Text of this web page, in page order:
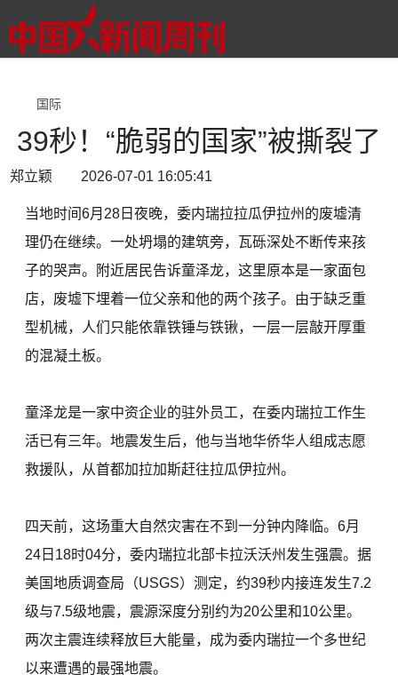
国际
39秒！“脆弱的国家”被撕裂了
郑立颖 2026-07-01 16:05:41
当地时间6月28日夜晚，委内瑞拉拉瓜伊拉州的废墟清
理仍在继续。一处坍塌的建筑旁，瓦砾深处不断传来孩
子的哭声。附近居民告诉童泽龙，这里原本是一家面包
店，废墟下埋着一位父亲和他的两个孩子。由于缺乏重
型机械，人们只能依靠铁锤与铁锹，一层一层敲开厚重
的混凝土板。
童泽龙是一家中资企业的驻外员工，在委内瑞拉工作生
活已有三年。地震发生后，他与当地华侨华人组成志愿
救援队，从首都加拉加斯赶往拉瓜伊拉州。
四天前，这场重大自然灾害在不到一分钟内降临。6月
24日18时04分，委内瑞拉北部卡拉沃沃州发生强震。据
美国地质调查局（USGS）测定，约39秒内接连发生7.2
级与7.5级地震，震源深度分别约为20公里和10公里。
两次主震连续释放巨大能量，成为委内瑞拉一个多世纪
以来遭遇的最强地震。